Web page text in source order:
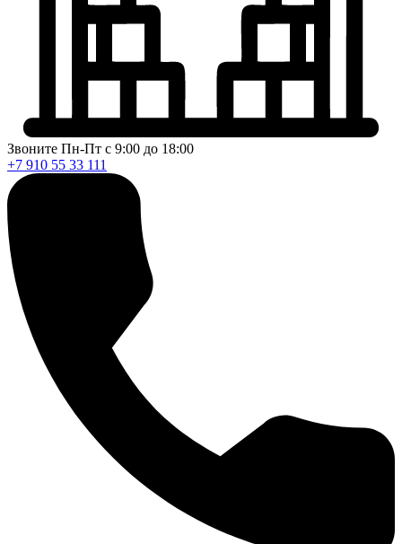
Звоните Пн-Пт с 9:00 до 18:00
+7 910 55 33 111